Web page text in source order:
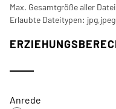
Max. Gesamtgröße aller
Erlaubte Dateitypen:
Anrede